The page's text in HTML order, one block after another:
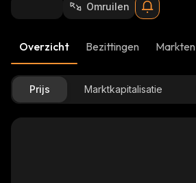
Omruilen
Overzicht Bezittingen Markten
Prijs Marktkapitalisatie